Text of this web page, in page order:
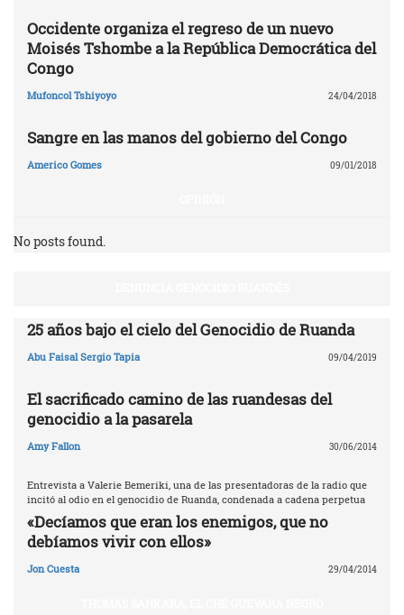
Occidente organiza el regreso de un nuevo
Moisés Tshombe a la República Democrática del
Congo
Mufoncol Tshiyoyo 24/04/2018
Sangre en las manos del gobierno del Congo
Americo Gomes 09/01/2018
No posts found.
25 años bajo el cielo del Genocidio de Ruanda
Abu Faisal Sergio Tapia 09/04/2019
El sacrificado camino de las ruandesas del
genocidio a la pasarela
Amy Fallon 30/06/2014
Entrevista a Valerie Bemeriki, una de las presentadoras de la radio que
incitó al odio en el genocidio de Ruanda, condenada a cadena perpetua
«Decíamos que eran los enemigos, que no
debíamos vivir con ellos»
Jon Cuesta 29/04/2014